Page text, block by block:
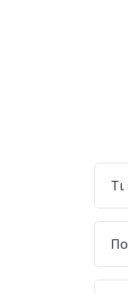
Τι